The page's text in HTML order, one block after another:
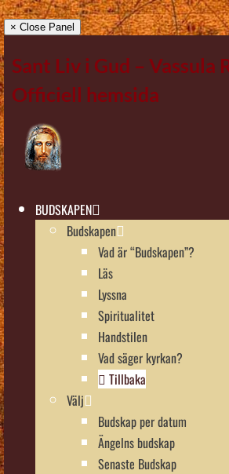
× Close Panel
Sant Liv i Gud – Vassula
Officiell hemsida
BUDSKAPEN
Budskapen
Vad är “Budskapen”?
Läs
Lyssna
Spiritualitet
Handstilen
Vad säger kyrkan?
Tillbaka
Välj
Budskap per datum
Ängelns budskap
Senaste Budskap